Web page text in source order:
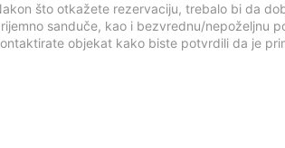
što otkažete rezervaciju, trebalo bi da
sanduče, kao i bezvrednu/nepoželjnu
objekat kako biste potvrdili da je